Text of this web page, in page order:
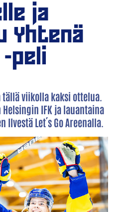
ja
peli
viikolla kaksi ottelua.
IFK ja lauantaina
Ilvestä Let´s Go Areenalla.